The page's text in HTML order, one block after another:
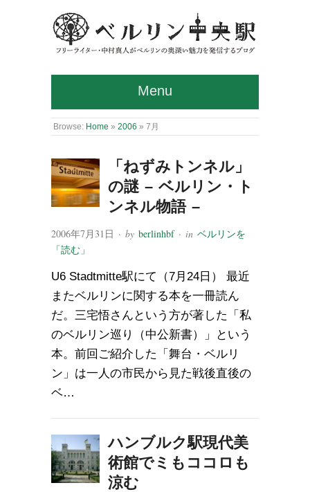
Menu
Browse: Home » 2006 » 7月
「ねずみトンネル」
の謎 – ベルリン・ト
ンネル物語 –
2006年7月31日 · by berlinhbf· in ベルリンを
「読む」
U6 Stadtmitte駅にて（7月24日） 最近
またベルリンに関する本を一冊読ん
だ。三宅悟さんという方が著した「私
のベルリン巡り（中公新書）」という
本。前回ご紹介した「舞台・ベルリ
ン」は一人の市民から見た戦後直後の
ベ…
ハンブルク駅現代美
術館でミもココロも
涼む